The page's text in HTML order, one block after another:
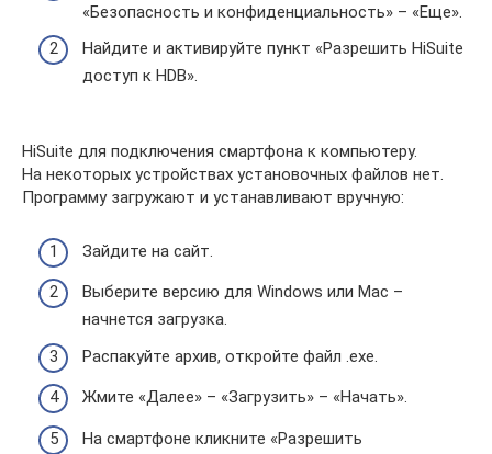
«Безопасность и конфиденциальность» – «Еще».
Найдите и активируйте пункт «Разрешить HiSuite
доступ к HDB».
HiSuite для подключения смартфона к компьютеру.
На некоторых устройствах установочных файлов нет.
Программу загружают и устанавливают вручную:
Зайдите на сайт.
Выберите версию для Windows или Mac –
начнется загрузка.
Распакуйте архив, откройте файл .exe.
Жмите «Далее» – «Загрузить» – «Начать».
На смартфоне кликните «Разрешить